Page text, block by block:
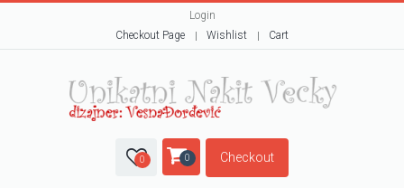
Login
Checkout Page
Wishlist Cart
0 0 Checkout